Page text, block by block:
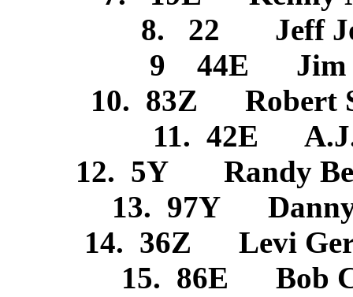
8. 22 Jeff
9 44E Jim
10. 83Z Robert
11. 42E
12. 5Y Randy
13. 97Y
14. 36Z Levi
15. 86E Bob